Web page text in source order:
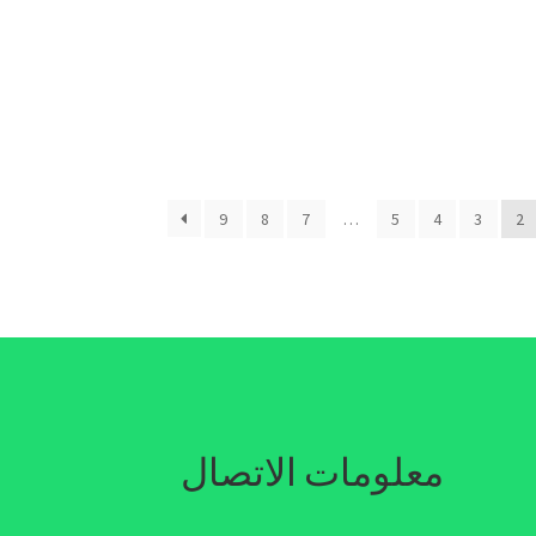
2
3
4
5
…
7
8
9
معلومات الاتصال